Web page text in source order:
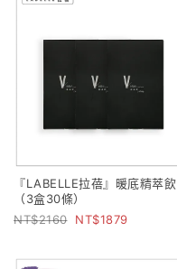
『LABELLE拉蓓』暖底精萃飲
（3盒30條）
2160
1879